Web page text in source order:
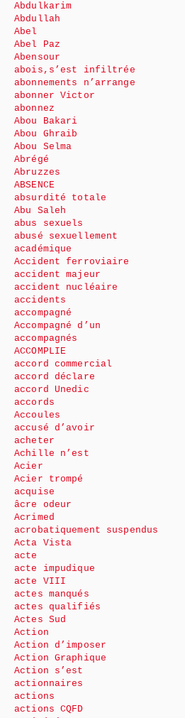
Abdulkarim
Abdullah
Abel
Abel Paz
Abensour
abois,s’est infiltrée
abonnements n’arrange
abonner Victor
abonnez
Abou Bakari
Abou Ghraib
Abou Selma
Abrégé
Abruzzes
ABSENCE
absurdité totale
Abu Saleh
abus sexuels
abusé sexuellement
académique
Accident ferroviaire
accident majeur
accident nucléaire
accidents
accompagné
Accompagné d’un
accompagnés
ACCOMPLIE
accord commercial
accord déclare
accord Unedic
accords
Accoules
accusé d’avoir
acheter
Achille n’est
Acier
Acier trompé
acquise
âcre odeur
Acrimed
acrobatiquement suspendus
Acta Vista
acte
acte impudique
acte VIII
actes manqués
actes qualifiés
Actes Sud
Action
Action d’imposer
Action Graphique
Action s’est
actionnaires
actions
actions CQFD